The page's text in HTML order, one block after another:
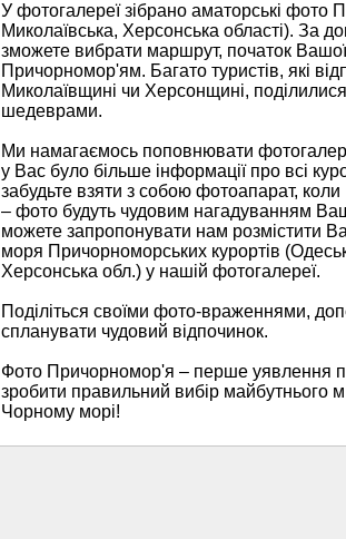
У фотогалереї зібрано аматорські фото
Миколаївська, Херсонська області). За
зможете вибрати маршрут, початок
Причорномор'ям. Багато туристів, які
Миколаївщині чи Херсонщині,
шедеврами.
Ми намагаємось поповнювати
у Вас було більше інформації про всі
забудьте взяти з собою фотоапарат,
– фото будуть чудовим нагадуванням
можете запропонувати нам розмістити
моря Причорноморських курортів
Херсонська обл.) у нашій фотогалереї.
Поділіться своїми фото-враженнями,
спланувати чудовий відпочинок.
Фото Причорномор'я – перше уявлення
зробити правильний вибір майбутнього
Чорному морі!